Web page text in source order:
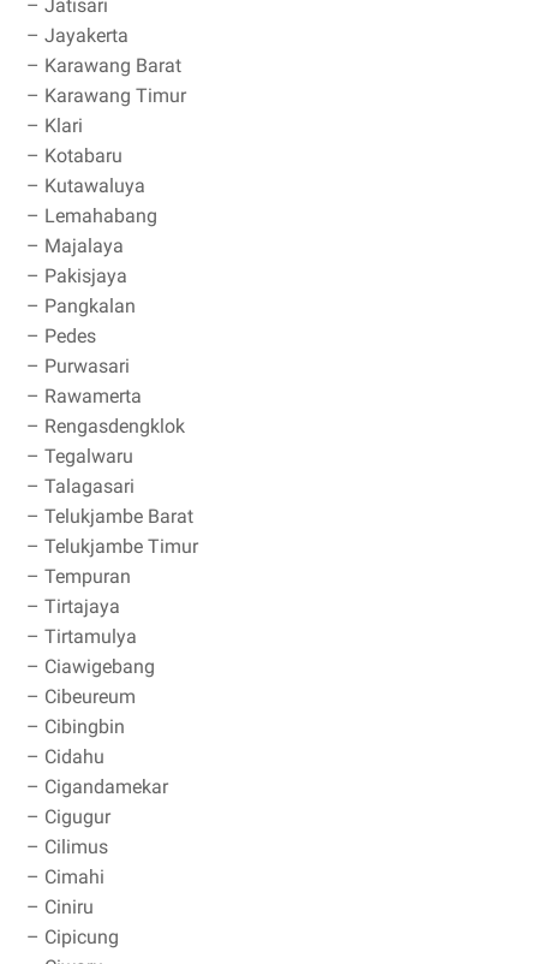
– Jatisari
– Jayakerta
– Karawang Barat
– Karawang Timur
– Klari
– Kotabaru
– Kutawaluya
– Lemahabang
– Majalaya
– Pakisjaya
– Pangkalan
– Pedes
– Purwasari
– Rawamerta
– Rengasdengklok
– Tegalwaru
– Talagasari
– Telukjambe Barat
– Telukjambe Timur
– Tempuran
– Tirtajaya
– Tirtamulya
– Ciawigebang
– Cibeureum
– Cibingbin
– Cidahu
– Cigandamekar
– Cigugur
– Cilimus
– Cimahi
– Ciniru
– Cipicung